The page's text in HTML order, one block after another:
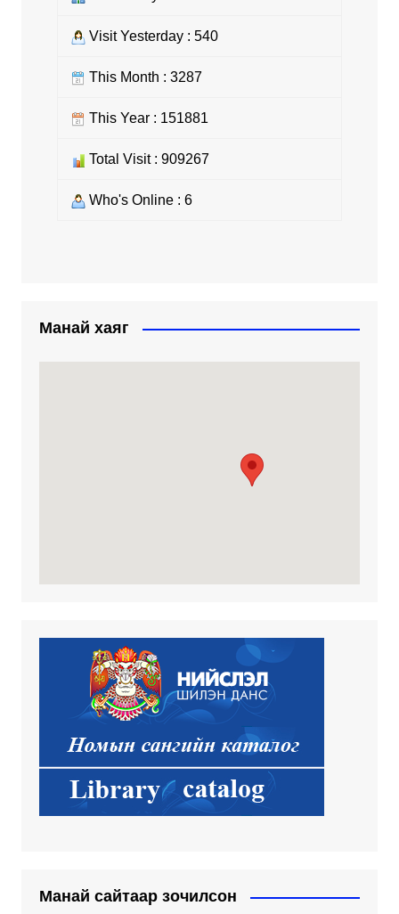
Visit Yesterday : 540
This Month : 3287
This Year : 151881
Total Visit : 909267
Who's Online : 6
Манай хаяг
Манай сайтаар зочилсон